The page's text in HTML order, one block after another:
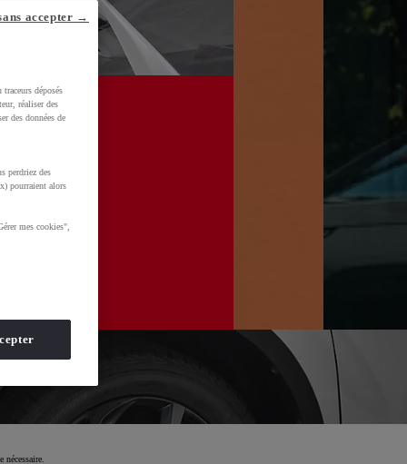
déposés
réaliser des
des données de
perdriez des
pourraient alors
mes cookies",
accepter →